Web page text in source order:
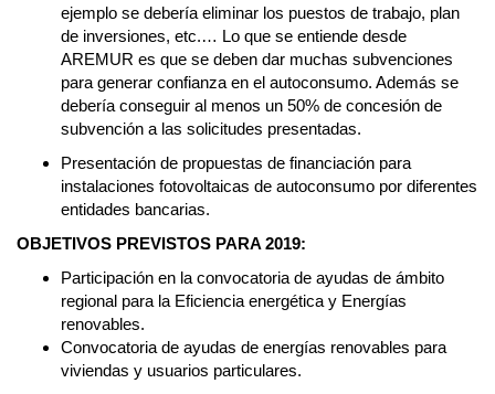
ejemplo se debería eliminar los puestos de trabajo, plan
de inversiones, etc.… Lo que se entiende desde
AREMUR es que se deben dar muchas subvenciones
para generar confianza en el autoconsumo. Además se
debería conseguir al menos un 50% de concesión de
subvención a las solicitudes presentadas.
Presentación de propuestas de financiación para
instalaciones fotovoltaicas de autoconsumo por diferentes
entidades bancarias.
OBJETIVOS PREVISTOS PARA 2019:
Participación en la convocatoria de ayudas de ámbito
regional para la Eficiencia energética y Energías
renovables.
Convocatoria de ayudas de energías renovables para
viviendas y usuarios particulares.